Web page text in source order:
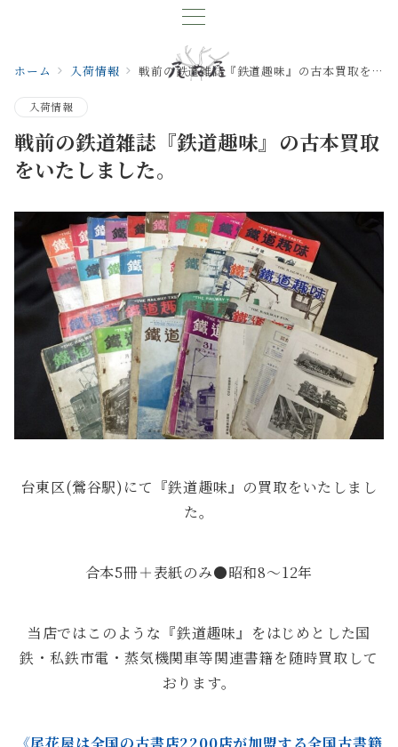
ホーム 入荷情報 戦前の鉄道雑誌『鉄道趣味』の古本買取をいたしました。
入荷情報
戦前の鉄道雑誌『鉄道趣味』の古本買取
をいたしました。
台東区(鶯谷駅)にて『鉄道趣味』の買取をいたしまし
た。
合本5冊＋表紙のみ●昭和8～12年
当店ではこのような『鉄道趣味』をはじめとした国
鉄・私鉄市電・蒸気機関車等関連書籍を随時買取して
おります。
《尾花屋は全国の古書店2200店が加盟する全国古書籍